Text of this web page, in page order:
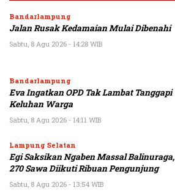
Bandarlampung
Jalan Rusak Kedamaian Mulai Dibenahi
Sabtu, 8 Agu 2026 - 14:28 WIB
Bandarlampung
Eva Ingatkan OPD Tak Lambat Tanggapi
Keluhan Warga
Sabtu, 8 Agu 2026 - 14:11 WIB
Lampung Selatan
Egi Saksikan Ngaben Massal Balinuraga,
270 Sawa Diikuti Ribuan Pengunjung
Sabtu, 8 Agu 2026 - 13:54 WIB